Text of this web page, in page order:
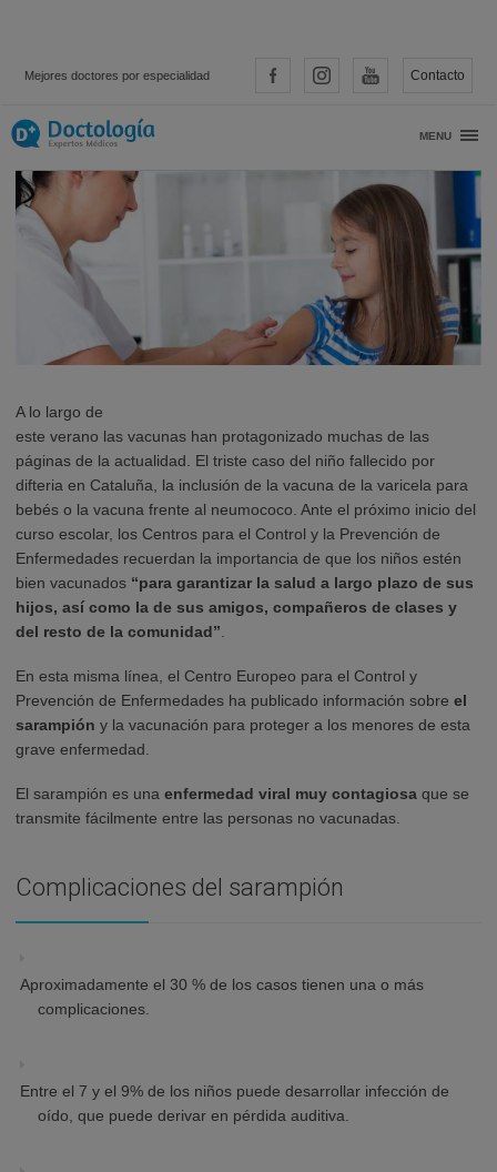
Mejores doctores por especialidad Contacto
MENU
¿Están nuestros hijos bien vacunados?
A lo largo de
este verano las vacunas han protagonizado muchas de las
páginas de la actualidad. El triste caso del niño fallecido por
difteria en Cataluña, la inclusión de la vacuna de la varicela para
bebés o la vacuna frente al neumococo. Ante el próximo inicio del
curso escolar, los Centros para el Control y la Prevención de
Enfermedades recuerdan la importancia de que los niños estén
bien vacunados “para garantizar la salud a largo plazo de sus
hijos, así como la de sus amigos, compañeros de clases y
del resto de la comunidad”
En esta misma línea, el Centro Europeo para el Control y
Prevención de Enfermedades ha publicado información sobre el
sarampión y la vacunación para proteger a los menores de esta
grave enfermedad.
El sarampión es una enfermedad viral muy contagiosa que se
transmite fácilmente entre las personas no vacunadas.
Complicaciones del sarampión
Aproximadamente el 30 % de los casos tienen una o más
complicaciones.
Entre el 7 y el 9% de los niños puede desarrollar infección de
oído, que puede derivar en pérdida auditiva.